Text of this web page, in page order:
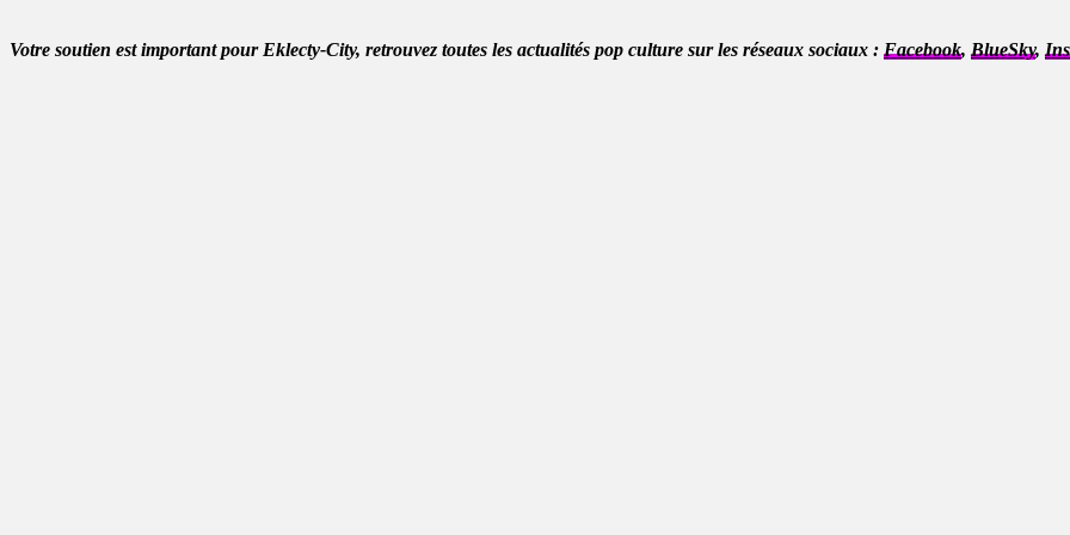
Votre soutien est important pour Eklecty-City, retrouvez toutes les actualités pop culture sur les réseaux sociaux : Facebook, BlueSky,